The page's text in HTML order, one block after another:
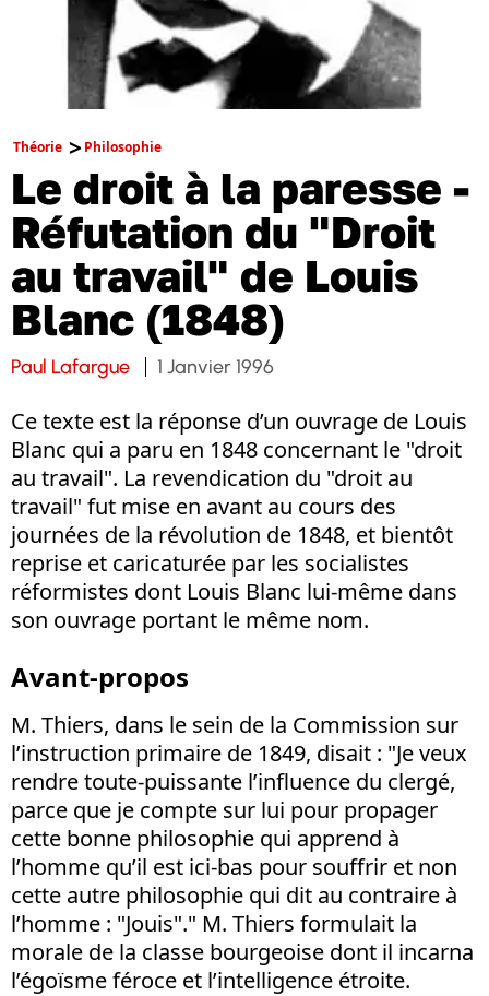
Théorie Philosophie
Le droit à la paresse -
Réfutation du "Droit
au travail" de Louis
Blanc (1848)
Paul Lafargue 1 Janvier 1996
Ce texte est la réponse d’un ouvrage de Louis
Blanc qui a paru en 1848 concernant le "droit
au travail". La revendication du "droit au
travail" fut mise en avant au cours des
journées de la révolution de 1848, et bientôt
reprise et caricaturée par les socialistes
réformistes dont Louis Blanc lui-même dans
son ouvrage portant le même nom.
Avant-propos
M. Thiers, dans le sein de la Commission sur
l’instruction primaire de 1849, disait : "Je veux
rendre toute-puissante l’influence du clergé,
parce que je compte sur lui pour propager
cette bonne philosophie qui apprend à
l’homme qu’il est ici-bas pour souffrir et non
cette autre philosophie qui dit au contraire à
l’homme : "Jouis"." M. Thiers formulait la
morale de la classe bourgeoise dont il incarna
l’égoïsme féroce et l’intelligence étroite.